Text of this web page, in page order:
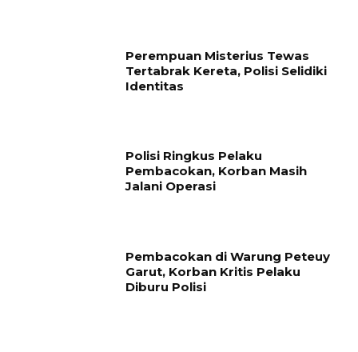
Perempuan Misterius Tewas
Tertabrak Kereta, Polisi Selidiki
Identitas
Polisi Ringkus Pelaku
Pembacokan, Korban Masih
Jalani Operasi
Pembacokan di Warung Peteuy
Garut, Korban Kritis Pelaku
Diburu Polisi